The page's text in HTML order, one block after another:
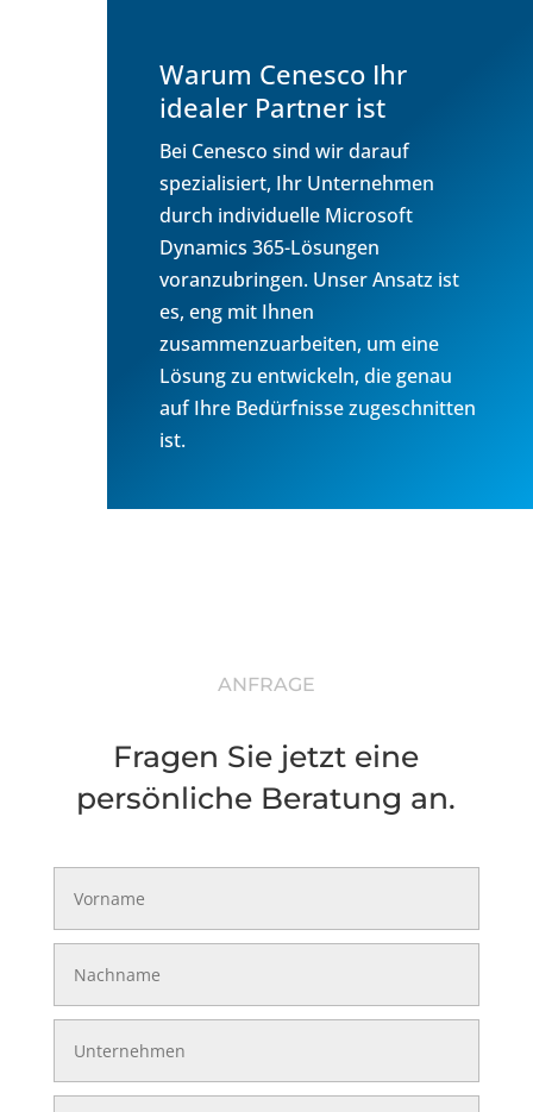
Warum Cenesco Ihr
idealer Partner ist
Bei Cenesco sind wir darauf
spezialisiert, Ihr Unternehmen
durch individuelle Microsoft
Dynamics 365-Lösungen
voranzubringen. Unser Ansatz ist
es, eng mit Ihnen
zusammenzuarbeiten, um eine
Lösung zu entwickeln, die genau
auf Ihre Bedürfnisse zugeschnitten
ist.
ANFRAGE
Fragen Sie jetzt eine
persönliche Beratung an.